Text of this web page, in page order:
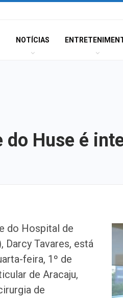
NOTÍCIAS
do Huse é
do Hospital de
Darcy Tavares, está
feira, 1º de
de Aracaju,
de